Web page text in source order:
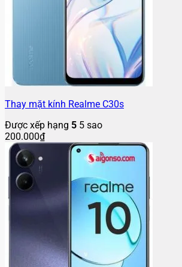
Thay mặt kính Realme C30s
Được xếp hạng 5 5 sao
200.000₫